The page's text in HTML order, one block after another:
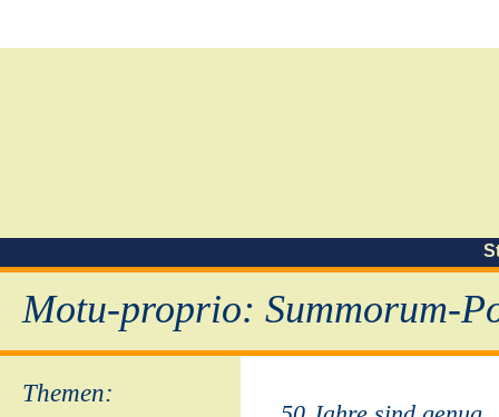
Motu-proprio: Summorum-
Themen: